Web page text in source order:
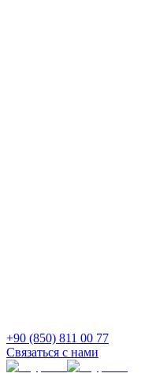
+90 (850) 811 00 77
Связаться с нами